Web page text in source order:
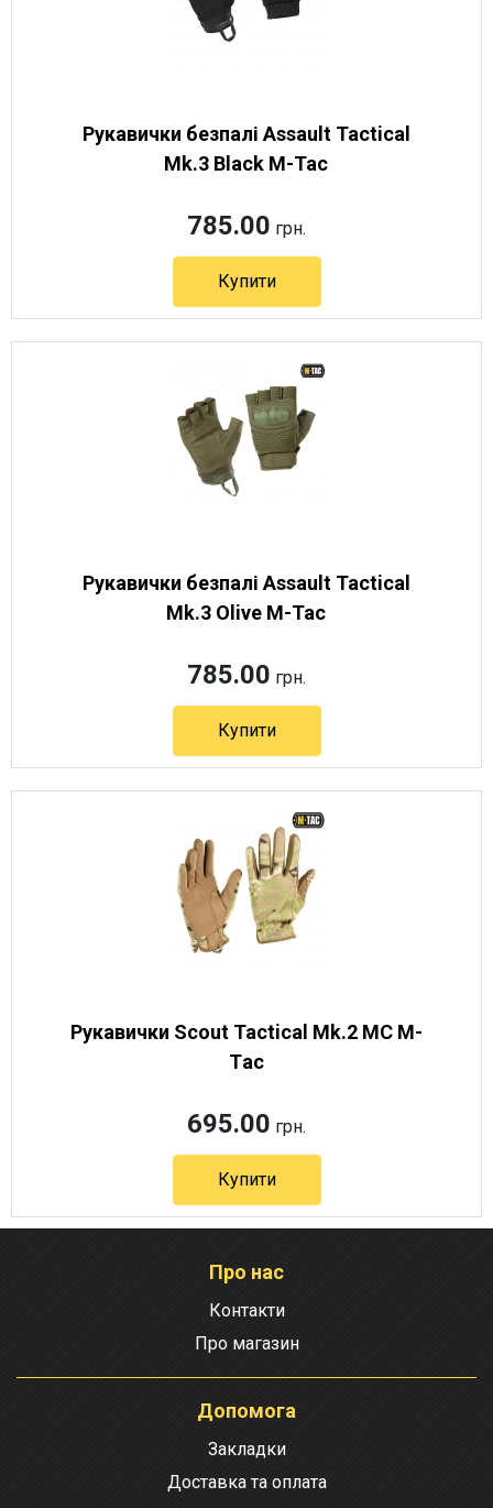
Рукавички безпалі Assault Tactical
Mk.3 Black M-Tac
785.00 грн.
Купити
Рукавички безпалі Assault Tactical
Mk.3 Olive M-Tac
785.00 грн.
Купити
Рукавички Scout Tactical Mk.2 MC М-
Тac
695.00 грн.
Купити
Артикул 12435
Про нас
Контакти
Про магазин
Допомога
Закладки
Доставка та оплата